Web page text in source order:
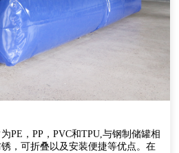
PE，PP，PVC和TPU,与钢制储罐相
，可折叠以及安装便捷等优点。在